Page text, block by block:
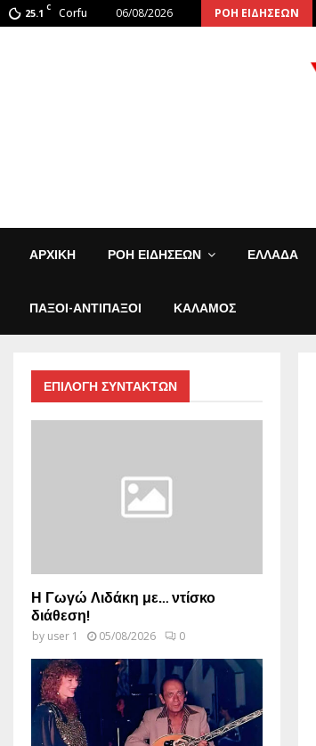
25.1 C Corfu 06/08/2026 ΡΟΗ ΕΙΔΗΣΕΩΝ
Οι φιναλίστ αναστάτωσαν την…
ΑΡΧΙΚΗ ΡΟΗ ΕΙΔΗΣΕΩΝ ΕΛΛΑΔΑ
ΠΑΞΟΙ-ΑΝΤΙΠΑΞΟΙ ΚΑΛΑΜΟΣ
ΕΠΙΛΟΓΗ ΣΥΝΤΑΚΤΩΝ
Η Γωγώ Λιδάκη με… ντίσκο
διάθεση!
by user 1 05/08/2026 0